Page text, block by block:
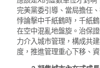
完美黨委引導、當局擔任
悖論擊中千紙鶴時，千紙
在空中混亂地盤旋。治保
力介入城市管理，構成共
度，推進管理重心下移、